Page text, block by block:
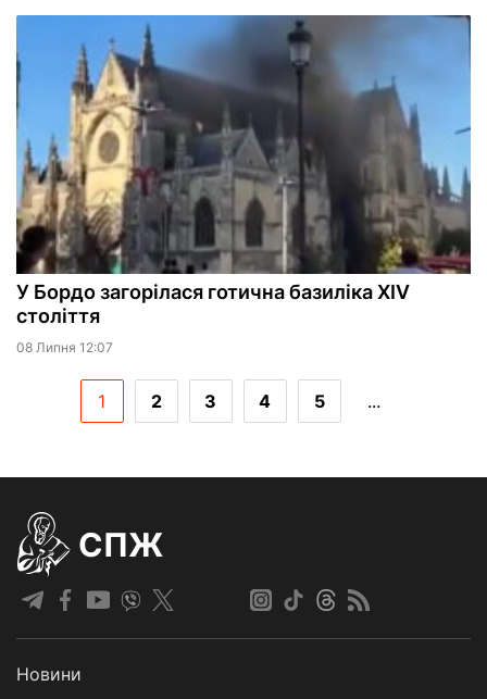
У Бордо загорілася готична базиліка XIV
століття
08 Липня 12:07
1 2 3 4 5 ...
СПЖ
Новини